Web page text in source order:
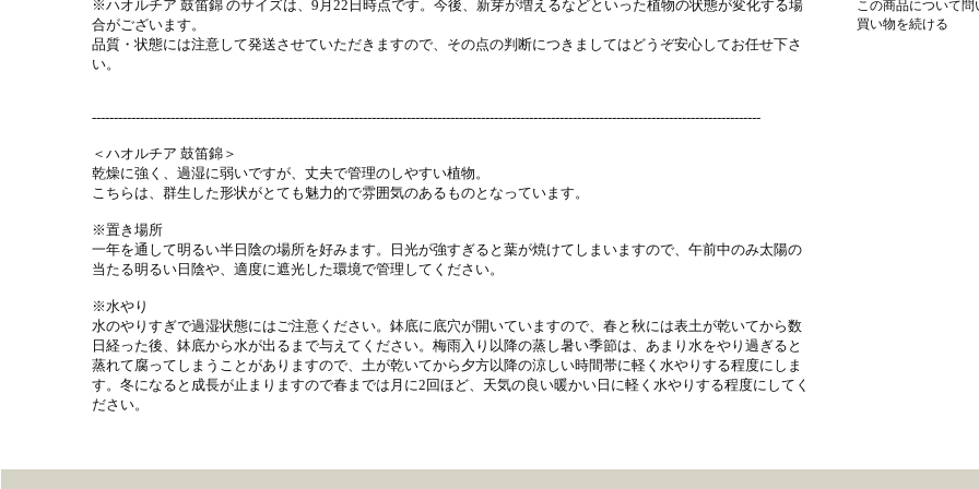
※ハオルチア 鼓笛錦 のサイズは、9月22日時点です。今後、新芽が増えるなどといった植物の状態が変化する場
合がございます。
品質・状態には注意して発送させていただきますので、その点の判断につきましてはどうぞ安心してお任せ下さ
い。
---------------------------------------------------------------------------------------------------------------------------------------------------------
＜ハオルチア 鼓笛錦＞
乾燥に強く、過湿に弱いですが、丈夫で管理のしやすい植物。
こちらは、群生した形状がとても魅力的で雰囲気のあるものとなっています。
※置き場所
一年を通して明るい半日陰の場所を好みます。日光が強すぎると葉が焼けてしまいますので、午前中のみ太陽の
当たる明るい日陰や、適度に遮光した環境で管理してください。
※水やり
水のやりすぎで過湿状態にはご注意ください。鉢底に底穴が開いていますので、春と秋には表土が乾いてから数
日経った後、鉢底から水が出るまで与えてください。梅雨入り以降の蒸し暑い季節は、あまり水をやり過ぎると
蒸れて腐ってしまうことがありますので、土が乾いてから夕方以降の涼しい時間帯に軽く水やりする程度にしま
す。冬になると成長が止まりますので春までは月に2回ほど、天気の良い暖かい日に軽く水やりする程度にしてく
ださい。
この商品について問
買い物を続ける